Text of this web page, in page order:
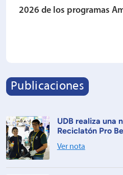
2026 de los programas
Publicaciones
UDB realiza una
Reciclatón Pro
Ver nota